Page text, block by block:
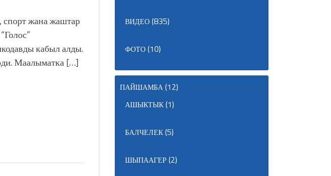
спорт жана жаштар
кабыл алды.
Маалыматка […]
ВИДЕО(835)
ФОТО(10)
ПАЙШАМБА(12)
АШЫКТЫК(1)
БАЛЧЕЛЕК(5)
ШЫПААГЕР(2)